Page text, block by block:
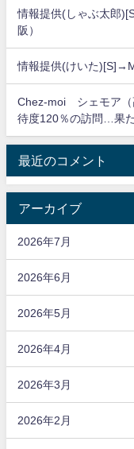
情報提供(しゃぶ太郎
阪）
情報提供(けいた
Chez-moi シェモア（
待度120％の訪問…果
最近のコメント
アーカイブ
2026年7月
2026年6月
2026年5月
2026年4月
2026年3月
2026年2月